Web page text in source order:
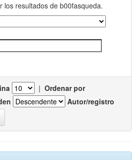
los resultados de b00fasqueda.
| Ordenar por
Autor/registro